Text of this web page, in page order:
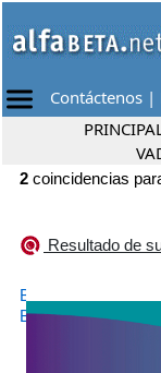
Contáctenos |
2 coincidencias
Resultado de
BUSULFAN
BUSULTEK•